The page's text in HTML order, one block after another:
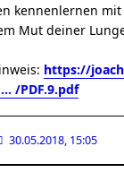
kennenlernen
Mut deiner
https://
/PDF.9.pdf
30.05.2018, 15:05